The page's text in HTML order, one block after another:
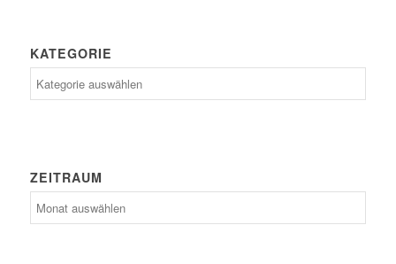
KATEGORIE
ZEITRAUM